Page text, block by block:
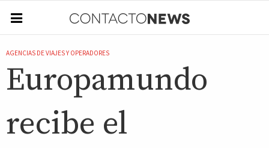
AGENCIAS DE VIAJES Y OPERADORES
Europamundo
recibe el